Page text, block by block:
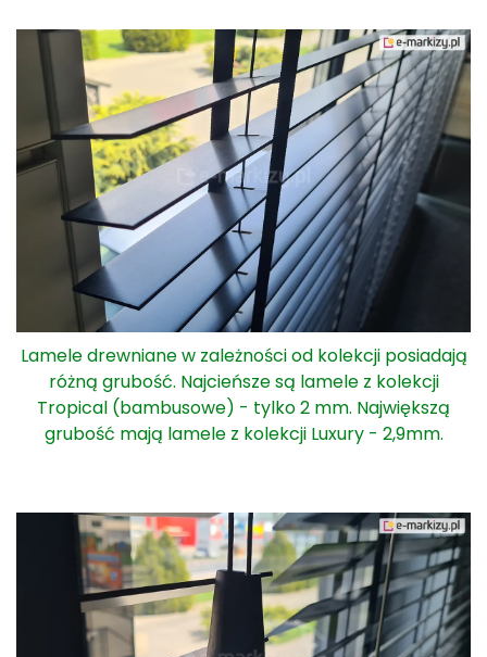
Lamele drewniane w zależności od kolekcji posiadają
różną grubość. Najcieńsze są lamele z kolekcji
Tropical (bambusowe) - tylko 2 mm. Największą
grubość mają lamele z kolekcji Luxury - 2,9mm.